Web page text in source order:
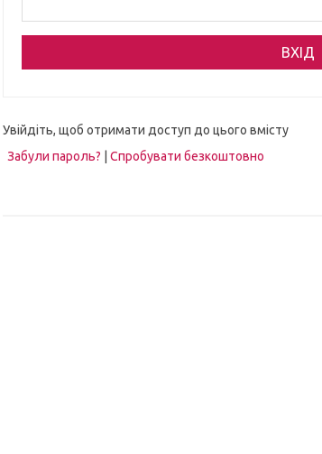
Увійдіть, щоб отримати доступ до цього вмісту
Забули пароль?
Спробувати безкоштовно